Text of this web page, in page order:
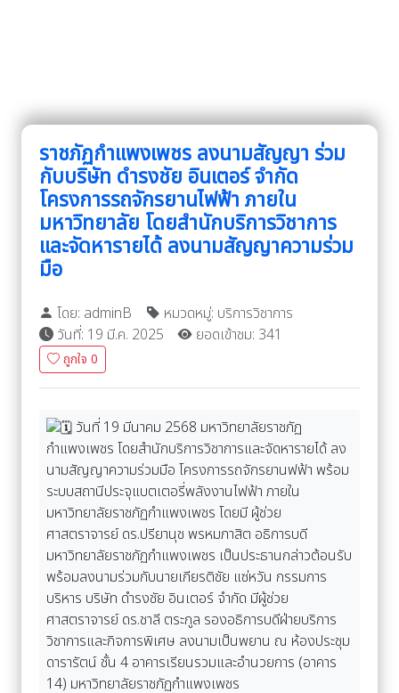
ราชภัฏกำแพงเพชร ลงนามสัญญา ร่วม
กับบริษัท ดำรงชัย อินเตอร์ จำกัด
โครงการรถจักรยานไฟฟ้า ภายใน
มหาวิทยาลัย โดยสำนักบริการวิชาการ
และจัดหารายได้ ลงนามสัญญาความร่วม
มือ
โดย: adminB
หมวดหมู่: บริการวิชาการ
วันที่: 19 มี.ค. 2025
ยอดเข้าชม: 341
ถูกใจ 0
วันที่ 19 มีนาคม 2568 มหาวิทยาลัยราชภัฏ
กำแพงเพชร โดยสำนักบริการวิชาการและจัดหารายได้ ลง
นามสัญญาความร่วมมือ โครงการรถจักรยานฟฟ้า พร้อม
ระบบสถานีประจุแบตเตอรี่พลังงานไฟฟ้า ภายใน
มหาวิทยาลัยราชภัฏกำแพงเพชร โดยมี ผู้ช่วย
ศาสตราจารย์ ดร.ปรียานุช พรหมภาสิต อธิการบดี
มหาวิทยาลัยราชภัฏกำแพงเพชร เป็นประธานกล่าวต้อนรับ
พร้อมลงนามร่วมกับนายเกียรติชัย แซ่หวัน กรรมการ
บริหาร บริษัท ดำรงชัย อินเตอร์ จำกัด มีผู้ช่วย
ศาสตราจารย์ ดร.ชาลี ตระกูล รองอธิการบดีฝ่ายบริการ
วิชาการและกิจการพิเศษ ลงนามเป็นพยาน ณ ห้องประชุม
ดารารัตน์ ชั้น 4 อาคารเรียนรวมและอำนวยการ (อาคาร
14) มหาวิทยาลัยราชภัฏกำแพงเพชร